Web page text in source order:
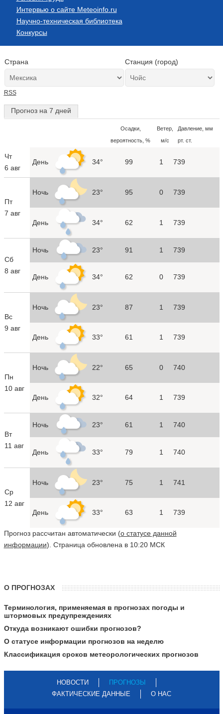
Интервью о сайте Meteoinfo.ru
Научно-техническая библиотека
Конкурсы
Страна Станция (город)
RSS
Прогноз на 7 дней
Осадки,
вероятность, %
Ветер,
м/с
Давление, мм
рт. ст.
Чт
6 авг
День 34° 99 1 739
Пт
7 авг
Ночь 23° 95 0 739
День 34° 62 1 739
Сб
8 авг
Ночь 23° 91 1 739
День 34° 62 0 739
Вс
9 авг
Ночь 23° 87 1 739
День 33° 61 1 739
Пн
10 авг
Ночь 22° 65 0 740
День 32° 64 1 739
Вт
11 авг
Ночь 23° 61 1 740
День 33° 79 1 740
Ср
12 авг
Ночь 23° 75 1 741
День 33° 63 1 739
Прогноз рассчитан автоматически (о статусе данной
информации). Страница обновлена в 10:20 МСК
О ПРОГНОЗАХ
Терминология, применяемая в прогнозах погоды и
штормовых предупреждениях
Откуда возникают ошибки прогнозов?
О статусе информации прогнозов на неделю
Классификация сроков метеорологических прогнозов
НОВОСТИ
ПРОГНОЗЫ
ФАКТИЧЕСКИЕ ДАННЫЕ
О НАС